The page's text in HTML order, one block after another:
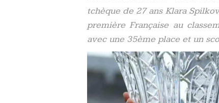
tchèque de 27 ans Klara
première Française au
avec une 35ème place et un